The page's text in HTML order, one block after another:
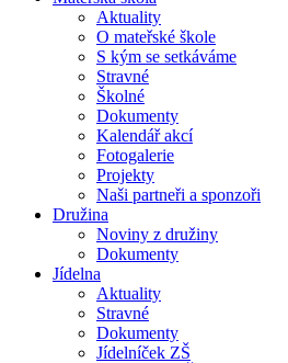
Aktuality
O mateřské škole
S kým se setkáváme
Stravné
Školné
Dokumenty
Kalendář akcí
Fotogalerie
Projekty
Naši partneři a sponzoři
Družina
Noviny z družiny
Dokumenty
Jídelna
Aktuality
Stravné
Dokumenty
Jídelníček ZŠ